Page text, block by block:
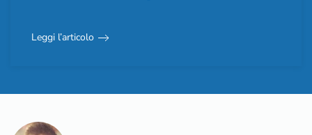
Leggi l’articolo